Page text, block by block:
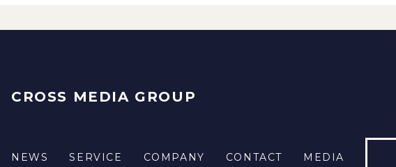
CROSS MEDIA GROUP
NEWS SERVICE COMPANY CONTACT MEDIA